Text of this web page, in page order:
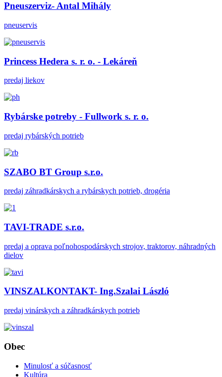
Pneuszerviz- Antal Mihály
pneuservis
Princess Hedera s. r. o. - Lekáreň
predaj liekov
Rybárske potreby - Fullwork s. r. o.
predaj rybárských potrieb
SZABO BT Group s.r.o.
predaj záhradkárskych a rybárskych potrieb, drogéria
TAVI-TRADE s.r.o.
predaj a oprava poľnohospodárskych strojov, traktorov, náhradných
dielov
VINSZALKONTAKT- Ing.Szalai László
predaj vinárskych a záhradkárskych potrieb
Obec
Minulosť a súčasnosť
Kultúra